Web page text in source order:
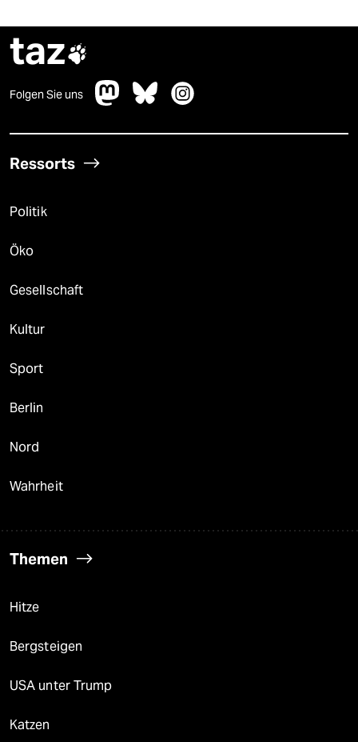
taz
Folgen Sie uns
Ressorts
Politik
Öko
Gesellschaft
Kultur
Sport
Berlin
Nord
Wahrheit
Themen
Hitze
Bergsteigen
USA unter Trump
Katzen